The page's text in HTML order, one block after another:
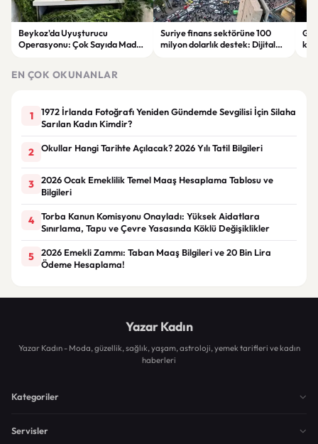
Beykoz'da Uyuşturucu
Operasyonu: Çok Sayıda Madde
Suriye finans sektörüne 100
milyon dolarlık destek: Dijital
EN ÇOK OKUNANLAR
1
1972 İrlanda Fotoğrafı Yeniden Gündemde Sevgilisi İçin Silaha
Sarılan Kadın Kimdir?
2 Okullar Hangi Tarihte Açılacak? 2026 Yılı Tatil Bilgileri
3
2026 Ocak Emeklilik Temel Maaş Hesaplama Tablosu ve
Bilgileri
4
Torba Kanun Komisyonu Onayladı: Yüksek Aidatlara
Sınırlama, Tapu ve Çevre Yasasında Köklü Değişiklikler
5
2026 Emekli Zammı: Taban Maaş Bilgileri ve 20 Bin Lira
Ödeme Hesaplama!
Yazar Kadın
Yazar Kadın - Moda, güzellik, sağlık, yaşam, astroloji, yemek tarifleri ve kadın
haberleri
Kategoriler
Servisler